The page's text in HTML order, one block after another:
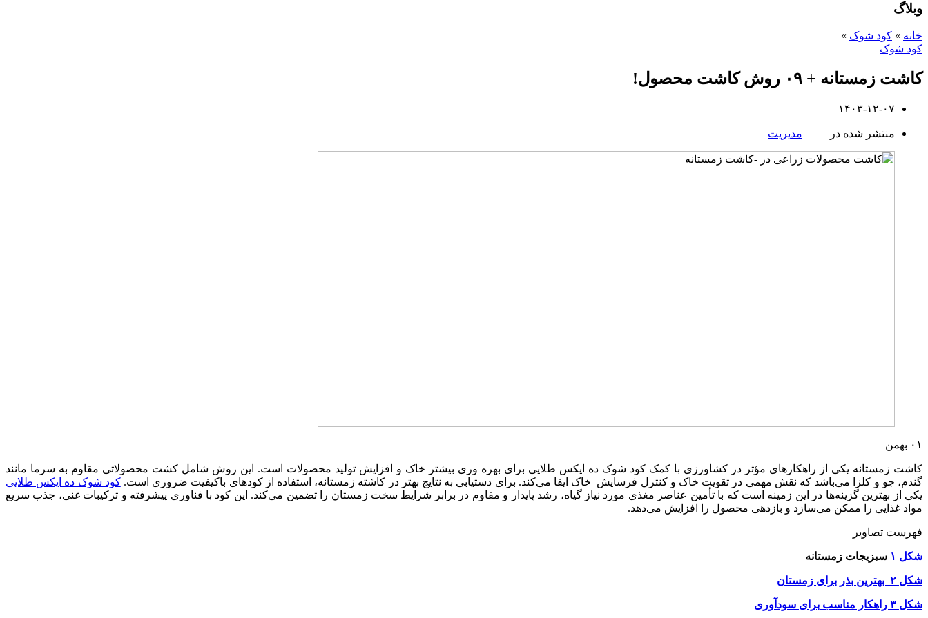
وبلاگ
خانه » کود شوک »
کود شوک
کاشت زمستانه + ۰۹ روش کاشت محصول!
۱۴۰۳-۱۲-۰۷
منتشر شده در مدیریت
۰۱ بهمن
کاشت زمستانه یکی از راهکارهای مؤثر در کشاورزی با کمک کود شوک ده ایکس طلایی برای بهره‌ وری بیشتر خاک و افزایش تولید محصولات است. این روش شامل کشت محصولاتی مقاوم به سرما مانند
گندم، جو و کلزا می‌باشد که نقش مهمی در تقویت خاک و کنترل فرسایش خاک ایفا می‌کند. برای دستیابی به نتایج بهتر در کاشته زمستانه، استفاده از کودهای باکیفیت ضروری است.کود شوک ده ایکس طلایی
یکی از بهترین گزینه‌ها در این زمینه است که با تأمین عناصر مغذی مورد نیاز گیاه، رشد پایدار و مقاوم در برابر شرایط سخت زمستان را تضمین می‌کند. این کود با فناوری پیشرفته و ترکیبات غنی، جذب سریع
مواد غذایی را ممکن می‌سازد و بازدهی محصول را افزایش می‌دهد.
فهرست تصاویر
شکل ۱ سبزیجات زمستانه
شکل ۲ بهترین بذر برای زمستان
شکل ۳ راهکار مناسب برای سودآوری